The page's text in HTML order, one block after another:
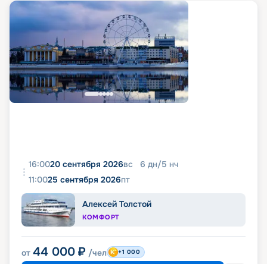
16:0020 сентября 2026вс 6 дн/5 нч
11:0025 сентября 2026пт
Алексей Толстой
КОМФОРТ
от 44 000 ₽ /чел +1 000